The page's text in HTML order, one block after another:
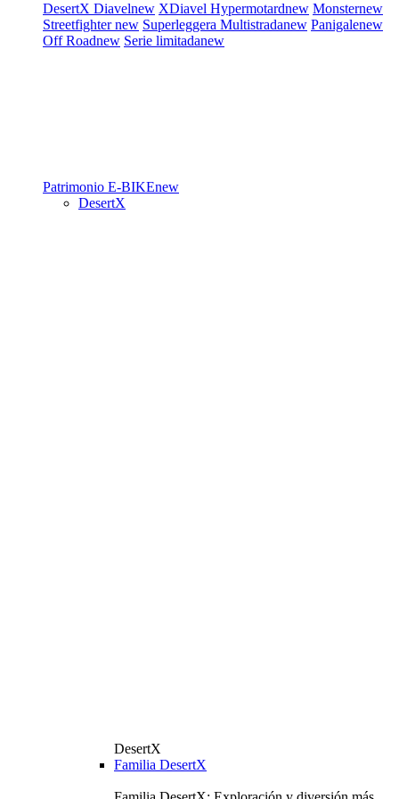
DesertX Diavelnew XDiavel Hypermotardnew Monsternew
Streetfighternew Superleggera Multistradanew Panigalenew
Off Roadnew Serie limitadanew
Patrimonio E-BIKEnew
DesertX
DesertX
Familia DesertX